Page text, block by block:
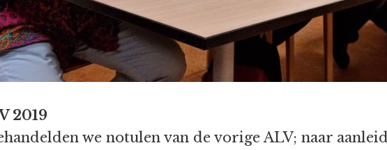
2019
we notulen van de vorige ALV; naar